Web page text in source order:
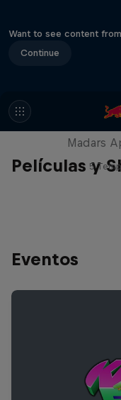
Want to see content
Continue
Películas y
Madars
5
Eventos